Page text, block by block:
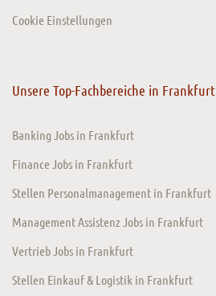
Cookie Einstellungen
Unsere Top-Fachbereiche in Frankfurt
Banking Jobs in Frankfurt
Finance Jobs in Frankfurt
Stellen Personalmanagement in Frankfurt
Management Assistenz Jobs in Frankfurt
Vertrieb Jobs in Frankfurt
Stellen Einkauf & Logistik in Frankfurt